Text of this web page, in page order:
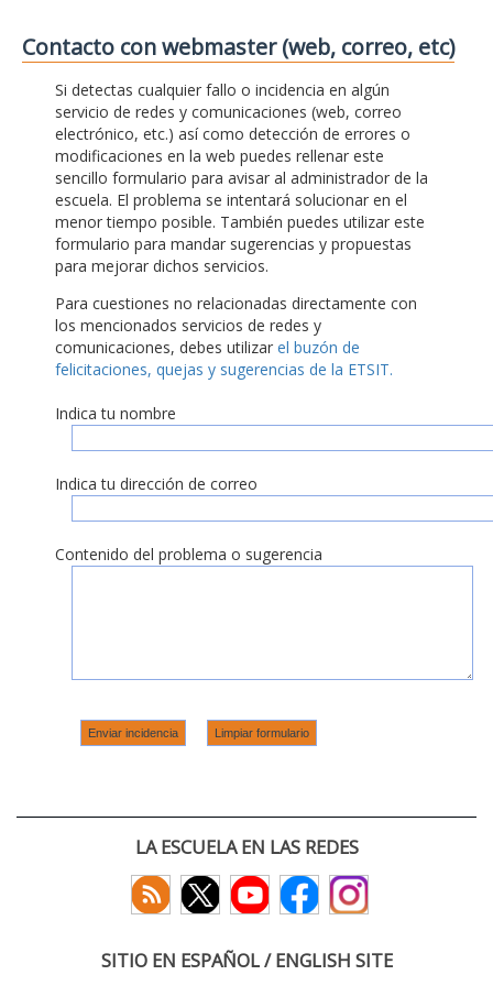
Contacto con webmaster (web, correo, etc)
Si detectas cualquier fallo o incidencia en algún
servicio de redes y comunicaciones (web, correo
electrónico, etc.) así como detección de errores o
modificaciones en la web puedes rellenar este
sencillo formulario para avisar al administrador de la
escuela. El problema se intentará solucionar en el
menor tiempo posible. También puedes utilizar este
formulario para mandar sugerencias y propuestas
para mejorar dichos servicios.
Para cuestiones no relacionadas directamente con
los mencionados servicios de redes y
comunicaciones, debes utilizar el buzón de
felicitaciones, quejas y sugerencias de la ETSIT.
Indica tu nombre
Indica tu dirección de correo
Contenido del problema o sugerencia
LA ESCUELA EN LAS REDES
SITIO EN ESPAÑOL / ENGLISH SITE